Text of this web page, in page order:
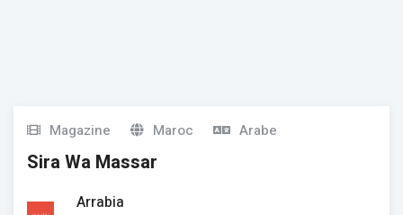
Magazine Maroc Arabe
Sira Wa Massar
Arrabia